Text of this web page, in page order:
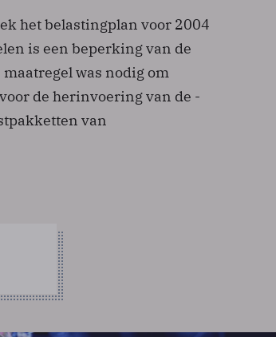
het belastingplan voor 2004
is een beperking van de
was nodig om
de herinvoering van de -
van